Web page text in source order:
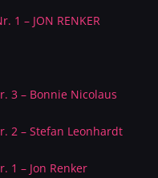
1 – JON RENKER
3 – Bonnie Nicolaus
2 – Stefan Leonhardt
1 – Jon Renker